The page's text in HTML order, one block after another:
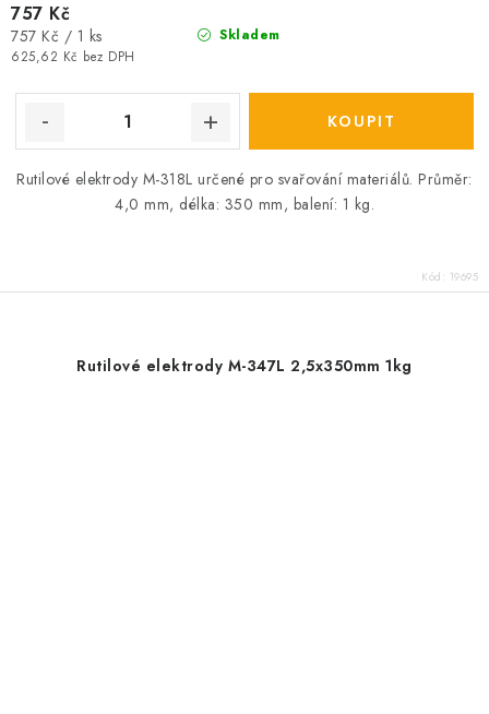
Skladem
625,62 Kč bez DPH
757 Kč
Měrná
cena:
757 Kč / 1 ks
Rutilové elektrody M-318L určené pro svařování materiálů. Průměr:
4,0 mm, délka: 350 mm, balení: 1 kg.
Kód: 19695
Rutilové elektrody M-347L 2,5x350mm 1kg